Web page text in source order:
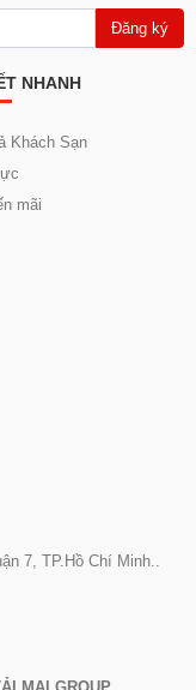
Đăng ký
NHANH
Khách Sạn
mãi
7, TP.Hồ Chí Minh..